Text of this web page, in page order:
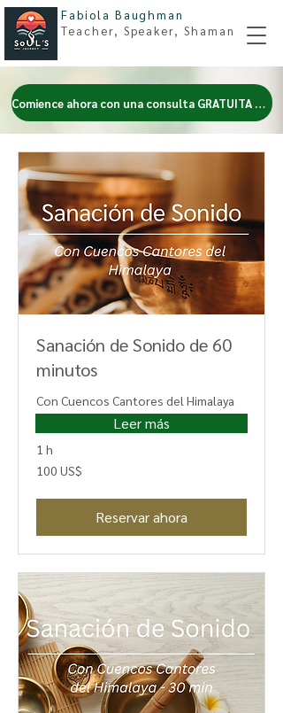
Fabiola Baughman
Teacher, Speaker, Shaman
Comience ahora con una consulta GRATUITA de 15 minutos
Sanación de Sonido de 60
minutos
Con Cuencos Cantores del Himalaya
1 h
100
dólares
100 US$
Reservar ahora
Leer más